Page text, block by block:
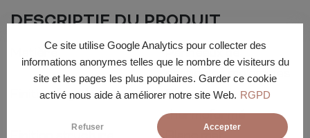
Ce site utilise Google Analytics pour collecter des
informations anonymes telles que le nombre de visiteurs du
site et les pages les plus populaires. Garder ce cookie
activé nous aide à améliorer notre site Web. RGPD
Refuser Accepter
DESCRIPTIF DU PRODUIT
Matière
Panneaux de
particules mélaminés
Finition façade
Blanc laqué
thermoformé